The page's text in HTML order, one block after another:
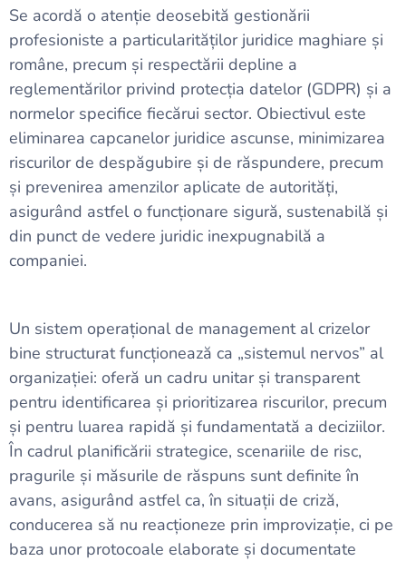
Se acordă o atenție deosebită gestionării
profesioniste a particularităților juridice maghiare și
române, precum și respectării depline a
reglementărilor privind protecția datelor (GDPR) și a
normelor specifice fiecărui sector. Obiectivul este
eliminarea capcanelor juridice ascunse, minimizarea
riscurilor de despăgubire și de răspundere, precum
și prevenirea amenzilor aplicate de autorități,
asigurând astfel o funcționare sigură, sustenabilă și
din punct de vedere juridic inexpugnabilă a
companiei.
Un sistem operațional de management al crizelor
bine structurat funcționează ca „sistemul nervos” al
organizației: oferă un cadru unitar și transparent
pentru identificarea și prioritizarea riscurilor, precum
și pentru luarea rapidă și fundamentată a deciziilor.
În cadrul planificării strategice, scenariile de risc,
pragurile și măsurile de răspuns sunt definite în
avans, asigurând astfel ca, în situații de criză,
conducerea să nu reacționeze prin improvizație, ci pe
baza unor protocoale elaborate și documentate